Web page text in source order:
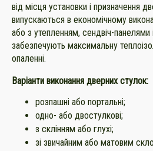
від місця установки і призначення
випускаються в економічному
або з утепленням, сендвіч-панелями
забезпечують максимальну
опаленні.
Варіанти виконання дверних стулок:
розпашні або портальні;
одно- або двостулкові;
з склінням або глухі;
зі звичайним або матовим